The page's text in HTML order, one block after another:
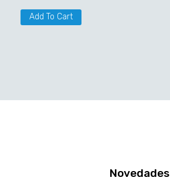
Add To Cart
Novedades